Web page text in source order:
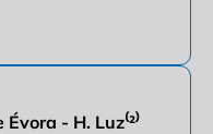
- H. Luz⁽²⁾